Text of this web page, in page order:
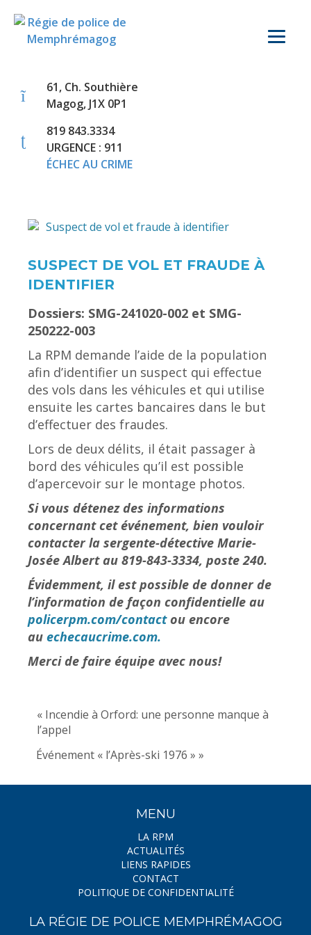
61, Ch. Southière
Magog, J1X 0P1
819 843.3334
URGENCE : 911
ÉCHEC AU CRIME
SUSPECT DE VOL ET FRAUDE À
IDENTIFIER
Dossiers: SMG-241020-002 et SMG-
250222-003
La RPM demande l’aide de la population
afin d’identifier un suspect qui effectue
des vols dans les véhicules et qui utilise
ensuite les cartes bancaires dans le but
d’effectuer des fraudes.
Lors de deux délits, il était passager à
bord des véhicules qu’il est possible
d’apercevoir sur le montage photos.
Si vous détenez des informations
concernant cet événement, bien vouloir
contacter la sergente-détective Marie-
Josée Albert au 819-843-3334, poste 240.
Évidemment, il est possible de donner de
l’information de façon confidentielle au
policerpm.com/contactou encore
au echecaucrime.com.
Merci de faire équipe avec nous!
« Incendie à Orford: une personne manque à
l’appel
Événement « l’Après-ski 1976 » »
MENU
LA RPM
ACTUALITÉS
LIENS RAPIDES
CONTACT
POLITIQUE DE CONFIDENTIALITÉ
LA RÉGIE DE POLICE MEMPHRÉMAGOG